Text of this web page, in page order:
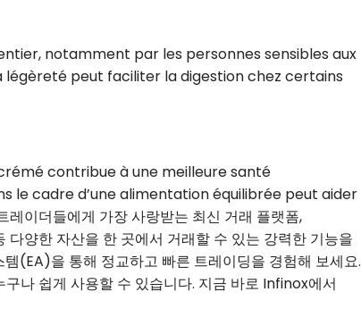
notamment par les personnes sensibles aux
légèreté peut faciliter la digestion chez certains
contribue à une meilleure santé
le cadre d’une alimentation équilibrée peut aider
이더들에게 가장 사랑받는 최신 거래 플랫폼,
다양한 자산을 한 곳에서 거래할 수 있는 강력한 기능을
(EA)을 통해 정교하고 빠른 트레이딩을 경험해 보세요.
나 쉽게 사용할 수 있습니다. 지금 바로 Infinox에서